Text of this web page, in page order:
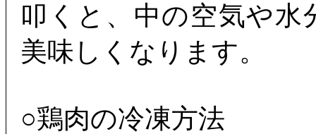
叩くと、中の空気や
美味しくなります。
○鶏肉の冷凍方法